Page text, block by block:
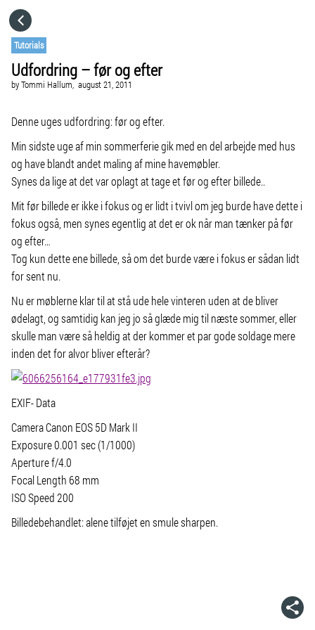
Tutorials
Udfordring – før og efter
byTommi Hallum, august 21, 2011
Denne uges udfordring: før og efter.
Min sidste uge af min sommerferie gik med en del arbejde med hus
og have blandt andet maling af mine havemøbler.
Synes da lige at det var oplagt at tage et før og efter billede..
Mit før billede er ikke i fokus og er lidt i tvivl om jeg burde have dette i
fokus også, men synes egentlig at det er ok når man tænker på før
og efter…
Tog kun dette ene billede, så om det burde være i fokus er sådan lidt
for sent nu.
Nu er møblerne klar til at stå ude hele vinteren uden at de bliver
ødelagt, og samtidig kan jeg jo så glæde mig til næste sommer, eller
skulle man være så heldig at der kommer et par gode soldage mere
inden det for alvor bliver efterår?
EXIF- Data
Camera Canon EOS 5D Mark II
Exposure 0.001 sec (1/1000)
Aperture f/4.0
Focal Length 68 mm
ISO Speed 200
Billedebehandlet: alene tilføjet en smule sharpen.
CATEGORIES
GO TO
VISIT WEBSITE